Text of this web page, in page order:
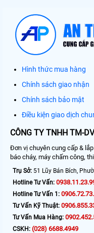
Hình thức mua hàng
Chính sách giao nhận
Chính sách bảo mật
Điều kiện giao dịch
CÔNG TY TNHH TM-
Đơn vị chuyên cung cấp &
báo cháy, máy chấm công,
Trụ Sở: 51 Lũy Bán Bích,
Hotline Tư Vấn:
Hotline Tư Vấn 1:
Tư Vấn Kỹ Thuật:
Tư Vấn Mua Hàng:
CSKH: (028) 6688.4949